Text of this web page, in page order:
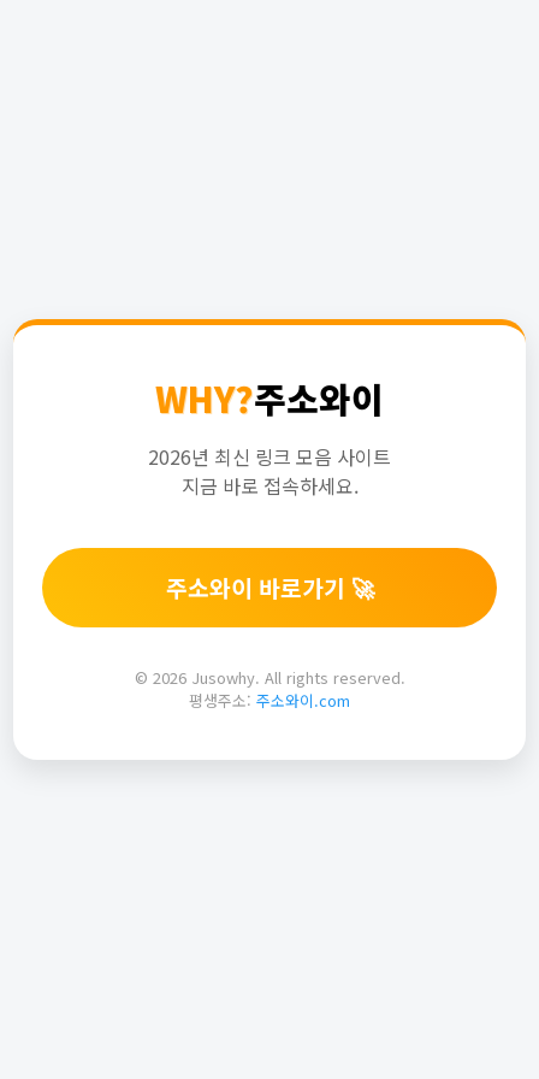
WHY?주소와이
2026년 최신 링크 모음 사이트
지금 바로 접속하세요.
주소와이 바로가기 🚀
© 2026 Jusowhy. All rights reserved.
평생주소: 주소와이.com